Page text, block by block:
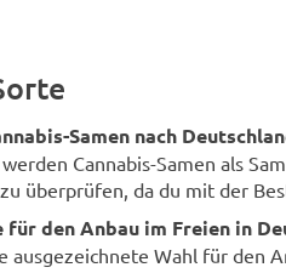
Samen nach
werden Cannabis-Samen als
überprüfen, da du mit der
für den Anbau im Freien in
ausgezeichnete Wahl für den